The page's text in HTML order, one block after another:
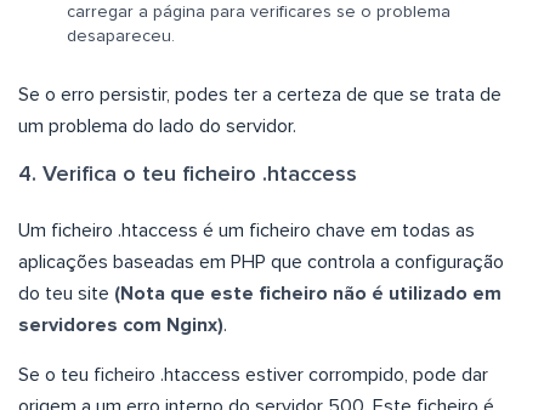
carregar a página para verificares se o problema
desapareceu.
Se o erro persistir, podes ter a certeza de que se trata de
um problema do lado do servidor.
4. Verifica o teu ficheiro .htaccess
Um ficheiro .htaccess é um ficheiro chave em todas as
aplicações baseadas em PHP que controla a configuração
do teu site (Nota que este ficheiro não é utilizado em
servidores com Nginx).
Se o teu ficheiro .htaccess estiver corrompido, pode dar
origem a um erro interno do servidor 500. Este ficheiro é